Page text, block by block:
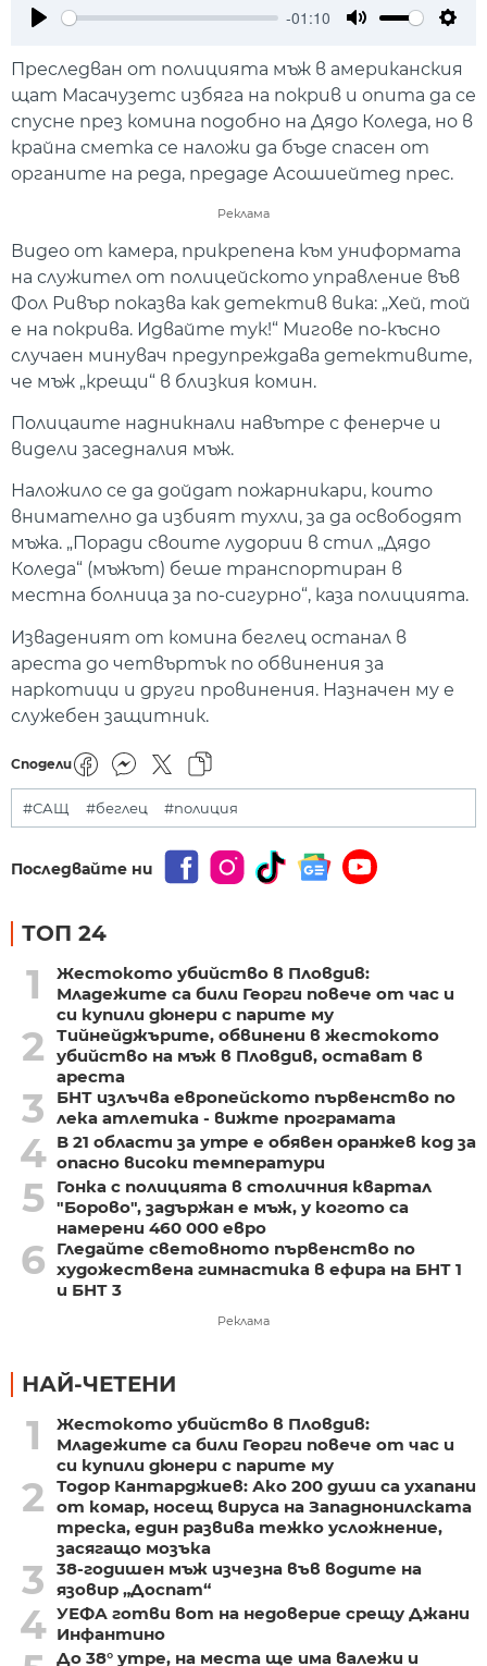
-01:10
Преследван от полицията мъж в американския
щат Масачузетс избяга на покрив и опита да се
спусне през комина подобно на Дядо Коледа, но в
крайна сметка се наложи да бъде спасен от
органите на реда, предаде Асошиейтед прес.
Реклама
Видео от камера, прикрепена към униформата
на служител от полицейското управление във
Фол Ривър показва как детектив вика: „Хей, той
е на покрива. Идвайте тук!“ Мигове по-късно
случаен минувач предупреждава детективите,
че мъж „крещи“ в близкия комин.
Полицаите надникнали навътре с фенерче и
видели заседналия мъж.
Наложило се да дойдат пожарникари, които
внимателно да избият тухли, за да освободят
мъжа. „Поради своите лудории в стил „Дядо
Коледа“ (мъжът) беше транспортиран в
местна болница за по-сигурно“, каза полицията.
Изваденият от комина беглец останал в
ареста до четвъртък по обвинения за
наркотици и други провинения. Назначен му е
служебен защитник.
Сподели
#САЩ #беглец #полиция
Последвайте ни
ТОП 24
1
Жестокото убийство в Пловдив:
Младежите са били Георги повече от час и
си купили дюнери с парите му
2
Тийнейджърите, обвинени в жестокото
убийство на мъж в Пловдив, остават в
ареста
3
БНТ излъчва европейското първенство по
лека атлетика - вижте програмата
4 В 21 области за утре е обявен оранжев код за
опасно високи температури
5
Гонка с полицията в столичния квартал
"Борово", задържан е мъж, у когото са
намерени 460 000 евро
6
Гледайте световното първенство по
художествена гимнастика в ефира на БНТ 1
и БНТ 3
Реклама
НАЙ-ЧЕТЕНИ
1
Жестокото убийство в Пловдив:
Младежите са били Георги повече от час и
си купили дюнери с парите му
2
Тодор Кантарджиев: Ако 200 души са ухапани
от комар, носещ вируса на Западнонилската
треска, един развива тежко усложнение,
засягащо мозъка
3
38-годишен мъж изчезна във водите на
язовир „Доспат“
4 УЕФА готви вот на недоверие срещу Джани
Инфантино
До 38° утре, на места ще има валежи и